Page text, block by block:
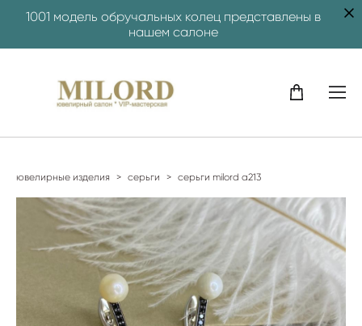
1001 модель обручальных колец представлены в
нашем салоне
ювелирные изделия > серьги > серьги milord a213